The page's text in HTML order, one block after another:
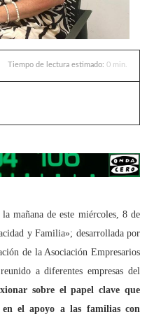
Tiempo de lectura estimado: 0 min.
mañana de este miércoles, 8 de
y Familia»; desarrollada por
de la Asociación Empresarios
a diferentes empresas del
sobre el papel clave que
en el apoyo a las familias con